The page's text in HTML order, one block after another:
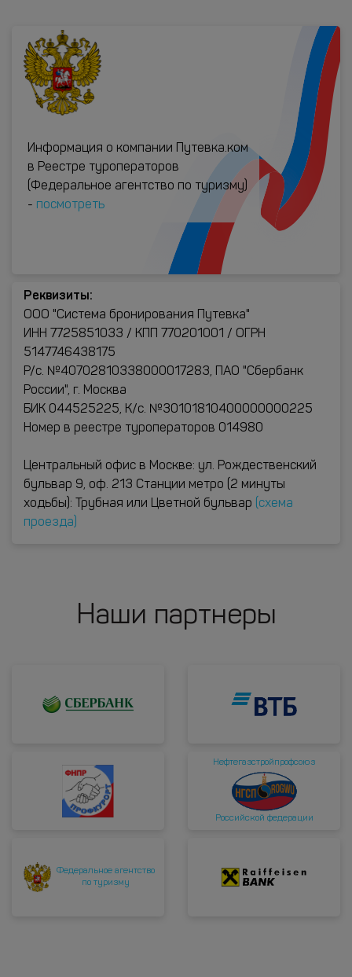
Информация о компании Путевка.ком
в Реестре туроператоров
(Федеральное агентство по туризму)
- посмотреть
Реквизиты:
ООО "Система бронирования Путевка"
ИНН 7725851033 / КПП 770201001 / ОГРН
5147746438175
Р/с. №40702810338000017283, ПАО "Сбербанк
России", г. Москва
БИК 044525225, К/с. №30101810400000000225
Номер в реестре туроператоров 014980
Центральный офис в Москве: ул. Рождественский
бульвар 9, оф. 213 Станции метро (2 минуты
ходьбы): Трубная или Цветной бульвар
(схема
проезда)
Наши партнеры
Нефтегазстройпрофсоюз
Российской федерации
Федеральное агентство
по туризму